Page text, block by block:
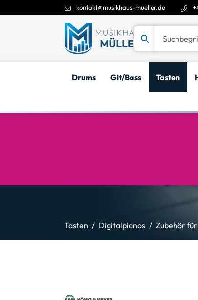
kontakt@musikhaus-mueller.de
Drums Git/Bass Tasten
Tasten Digitalpianos Zubehör